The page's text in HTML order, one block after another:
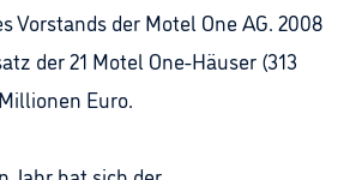
Vorstands der Motel One AG. 2008
der 21 Motel One-Häuser (313
Euro.